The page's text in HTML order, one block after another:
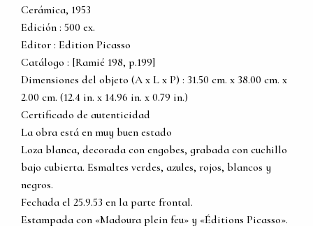
Cerámica, 1953
Edición : 500 ex.
Editor : Edition Picasso
Catálogo : [Ramié 198, p.199]
Dimensiones del objeto (A x L x P) : 31.50 cm. x 38.00 cm. x
2.00 cm. (12.4 in. x 14.96 in. x 0.79 in.)
Certificado de autenticidad
La obra está en muy buen estado
Loza blanca, decorada con engobes, grabada con cuchillo
bajo cubierta. Esmaltes verdes, azules, rojos, blancos y
negros.
Fechada el 25.9.53 en la parte frontal.
Estampada con «Madoura plein feu» y «Éditions Picasso».